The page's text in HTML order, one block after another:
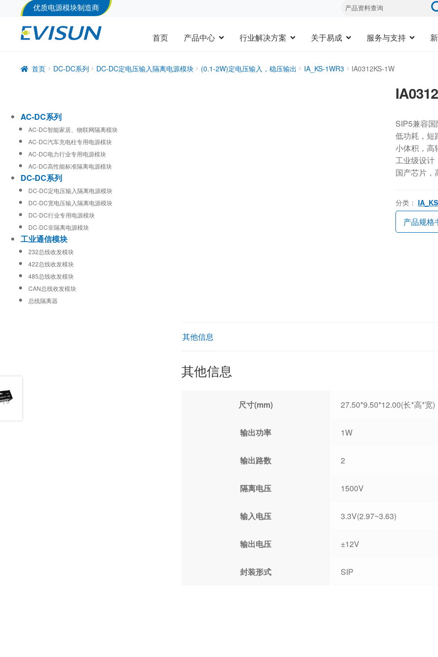
优质电源模块制造商
首页 产品中心 行业解决方案 关于易成 服务与支持
首页 DC-DC系列 DC-DC定电压输入隔离电源模块 (0.1-2W)定电压输入，稳压输出 IA_KS-1WR3 IA0312KS-1W
SIP5兼容
低功耗，短
小体积，高
工业级设计
国产芯片，
分类：
产品规格
其他信息
其他信息
尺寸(mm) 27.50*9.50*12.00(长*高*宽)
输出功率 1W
输出路数 2
隔离电压 1500V
输入电压 3.3V(2.97~3.63)
输出电压 ±12V
封装形式 SIP
AC-DC系列
AC-DC智能家居、物联网隔离模块
AC-DC汽车充电柱专用电源模块
AC-DC电力行业专用电源模块
AC-DC高性能标准隔离电源模块
DC-DC系列
DC-DC定电压输入隔离电源模块
DC-DC宽电压输入隔离电源模块
DC-DC行业专用电源模块
DC-DC非隔离电源模块
工业通信模块
232总线收发模块
422总线收发模块
485总线收发模块
CAN总线收发模块
总线隔离器